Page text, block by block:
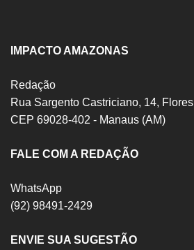
IMPACTO AMAZONAS
Redação
Rua Sargento Castriciano, 14, Flores
CEP 69028-402 - Manaus (AM)
FALE COM A REDAÇÃO
WhatsApp
(92) 98491-2429
ENVIE SUA SUGESTÃO